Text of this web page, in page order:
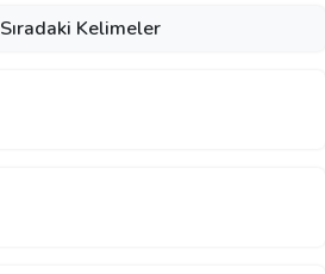
Sıradaki Kelimeler